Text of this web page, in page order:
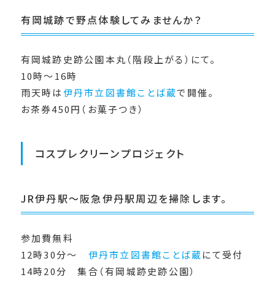
有岡城跡で野点体験してみませんか？
有岡城跡史跡公園本丸（階段上がる）にて。
10時～16時
雨天時は伊丹市立図書館ことば蔵で開催。
お茶券450円（お菓子つき）
コスプレクリーンプロジェクト
JR伊丹駅～阪急伊丹駅周辺を掃除します。
参加費無料
12時30分〜 伊丹市立図書館ことば蔵にて受付
14時20分 集合（有岡城跡史跡公園）